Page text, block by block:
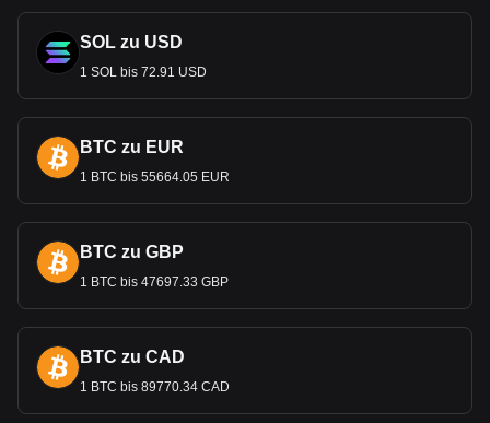
SOL zu USD
1 SOL bis 72.91 USD
BTC zu EUR
1 BTC bis 55664.05 EUR
BTC zu GBP
1 BTC bis 47697.33 GBP
BTC zu CAD
1 BTC bis 89770.34 CAD